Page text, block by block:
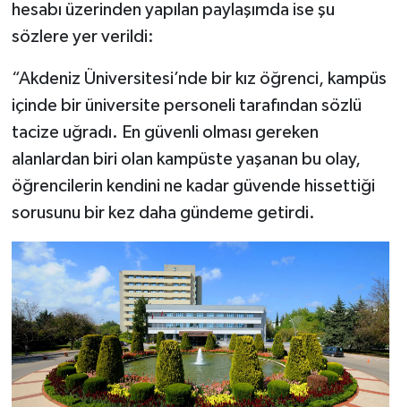
hesabı üzerinden yapılan paylaşımda ise şu
sözlere yer verildi:
“Akdeniz Üniversitesi’nde bir kız öğrenci, kampüs
içinde bir üniversite personeli tarafından sözlü
tacize uğradı. En güvenli olması gereken
alanlardan biri olan kampüste yaşanan bu olay,
öğrencilerin kendini ne kadar güvende hissettiği
sorusunu bir kez daha gündeme getirdi.